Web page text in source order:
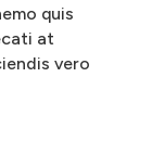
quis
at
vero